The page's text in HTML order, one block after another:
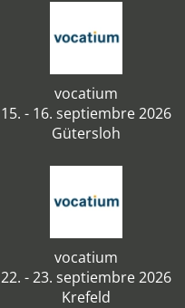
vocatium
15. - 16. septiembre 2026
Gütersloh
vocatium
22. - 23. septiembre 2026
Krefeld